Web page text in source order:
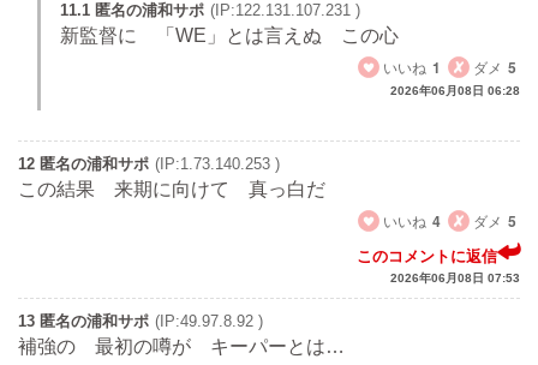
11.1 匿名の浦和サポ (IP:122.131.107.231 )
新監督に 「WE」とは言えぬ この心
いいね 1 ダメ 5
2026年06月08日 06:28
12 匿名の浦和サポ (IP:1.73.140.253 )
この結果 来期に向けて 真っ白だ
いいね 4 ダメ 5
このコメントに返信
2026年06月08日 07:53
13 匿名の浦和サポ (IP:49.97.8.92 )
補強の 最初の噂が キーパーとは…